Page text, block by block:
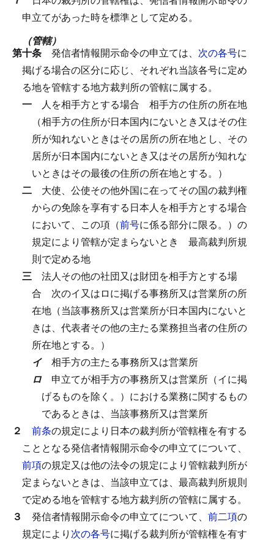
申立てがあった時を標準として定める。
（管轄）
第十条 発信者情報開示命令の申立ては、 次の各号に
掲げる場合の区分に応じ、それぞれ当該各号に定め
る地を管轄する地方裁判所の管轄に属する。
一 人を相手方とする場合
相手方の住所の所在地
（相手方の住所が日本国内にないとき又はその住
所が知れないときはその居所の所在地とし、その
居所が日本国内にないとき又はその居所が知れな
いときはその最後の住所の所在地とする。）
二 大使、公使その他外国に在ってその国の裁判権
からの免除を享有する日本人を相手方とする場合
において、この項（前号に係る部分に限る。）の
規定により管轄が定まらないとき
最高裁判所規
則で定める地
三 法人その他の社団又は財団を相手方とする場
合
次のイ又はロに掲げる事務所又は営業所の所
在地（当該事務所又は営業所が日本国内にないと
きは、代表者その他の主たる業務担当者の住所の
所在地とする。）
イ 相手方の主たる事務所又は営業所
ロ 申立てが相手方の事務所又は営業所（イに掲
げるものを除く。）における業務に関するもの
であるときは、当該事務所又は営業所
２ 前条の規定により日本の裁判所が管轄権を有する
こととなる発信者情報開示命令の申立てについて、
前項の規定又は他の法令の規定により管轄裁判所が
定まらないときは、当該申立ては、最高裁判所規則
で定める地を管轄する地方裁判所の管轄に属する。
３ 発信者情報開示命令の申立てについて、 前二項の
規定により 次の各号に掲げる裁判所が管轄権を有す